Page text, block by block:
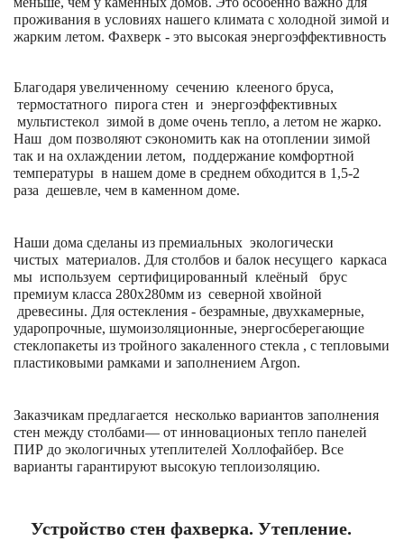
проживания в условиях нашего климата с холодной зимой и
жарким летом. Фахверк - это высокая энергоэффективность
Благодаря увеличенному сечению клееного бруса,
термостатного пирога стен и энергоэффективных
мультистекол зимой в доме очень тепло, а летом не жарко.
Наш дом позволяют сэкономить как на отоплении зимой
так и на охлаждении летом, поддержание комфортной
температуры в нашем доме в среднем обходится в 1,5-2
раза дешевле, чем в каменном доме.
Наши дома сделаны из премиальных экологически
чистых материалов. Для столбов и балок несущего каркаса
мы используем сертифицированный клеёный брус
премиум класса 280х280мм из северной хвойной
древесины. Для остекления - безрамные, двухкамерные,
ударопрочные, шумоизоляционные, энергосберегающие
стеклопакеты из тройного закаленного стекла , с тепловыми
пластиковыми рамками и заполнением Argon.
Заказчикам предлагается несколько вариантов заполнения
стен между столбами— от инновационых тепло панелей
ПИР до экологичных утеплителей Холлофайбер. Все
варианты гарантируют высокую теплоизоляцию.
Устройство стен фахверка. Утепление.